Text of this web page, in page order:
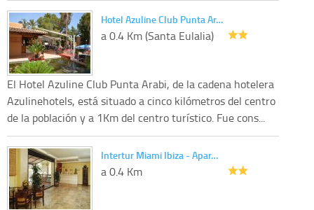
Hotel Azuline Club Punta Ar…
a 0.4 Km (Santa Eulalia)
El Hotel Azuline Club Punta Arabi, de la cadena hotelera
Azulinehotels, está situado a cinco kilómetros del centro
de la población y a 1Km del centro turístico. Fue cons...
Intertur Miami Ibiza - Apar…
a 0.4 Km